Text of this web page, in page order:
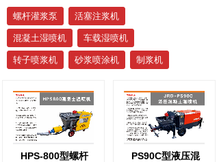
螺杆灌浆泵 活塞注浆机
混凝土湿喷机 车载湿喷机
转子喷浆机 砂浆喷涂机 制浆机
HPS-800型螺杆
PS90C型液压混